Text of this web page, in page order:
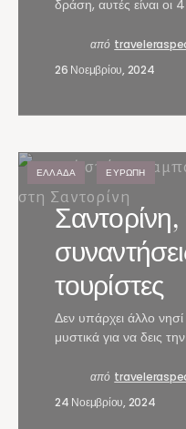
δράση, αυτές είναι οι
από
26 Νοεμβρίου, 2024
ΕΛΛΆΔΑ ΕΥΡΏΠΗ
τουρίστες
Δεν υπάρχει άλλο
μυστικά για να δεις
από
24 Νοεμβρίου, 2024